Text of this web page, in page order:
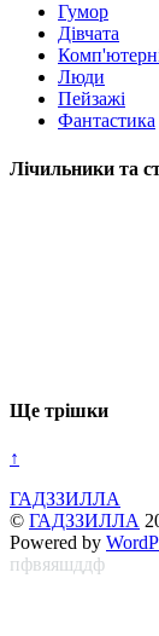
Гумор
Дівчата
Люди
Пейзажі
Фантастика
Лічильники та
Ще трішки
↑
ГАДЗЗИЛЛА
© ГАДЗЗИЛЛА
Powered by
пфвяяшддф